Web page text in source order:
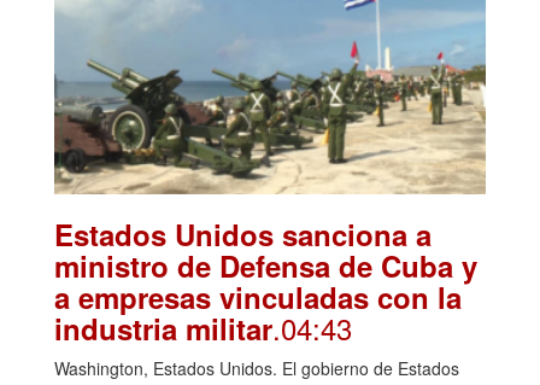
Estados Unidos sanciona a
ministro de Defensa de Cuba y
a empresas vinculadas con la
industria militar.04:43
Washington, Estados Unidos. El gobierno de Estados